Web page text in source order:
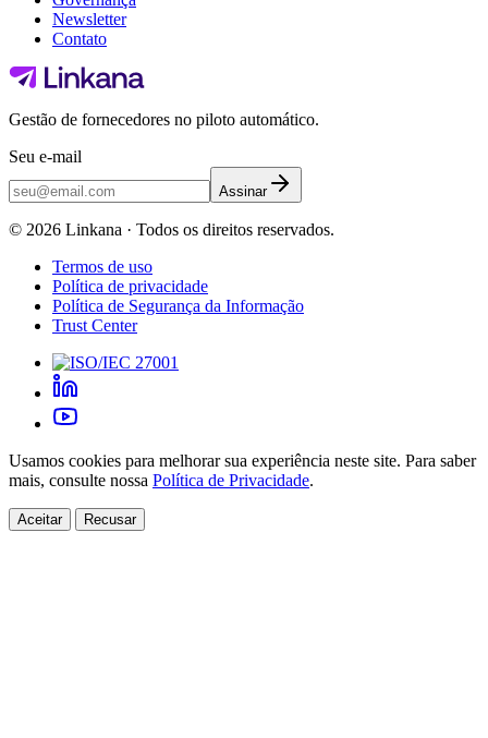
Newsletter
Contato
Gestão de fornecedores no piloto automático.
Seu e-mail
Assinar
© 2026 Linkana · Todos os direitos reservados.
Termos de uso
Política de privacidade
Política de Segurança da Informação
Trust Center
Usamos cookies para melhorar sua experiência neste site. Para saber
mais, consulte nossa Política de Privacidade.
Aceitar Recusar